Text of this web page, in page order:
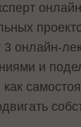
онлайн-
и